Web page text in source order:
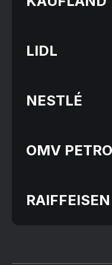
LIDL
NESTLÉ
OMV
RAIFFEISEN